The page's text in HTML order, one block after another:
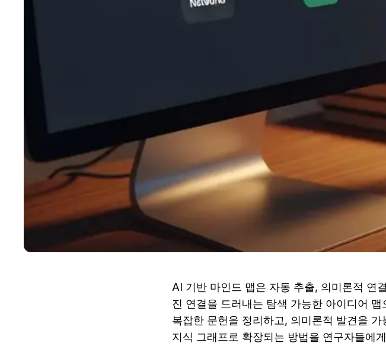
AI 기반 마인드 맵은 자동 추출, 의미론적 연
진 연결을 드러내는 탐색 가능한 아이디어
복잡한 문헌을 정리하고, 의미론적 발견을
지식 그래프로 확장되는 방법을 연구자들에